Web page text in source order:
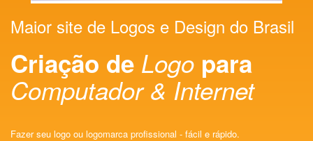
Maior site de Logos e Design do Brasil
Criação de Logo para
Computador & Internet
Fazer seu logo ou logomarca profissional - fácil e rápido.